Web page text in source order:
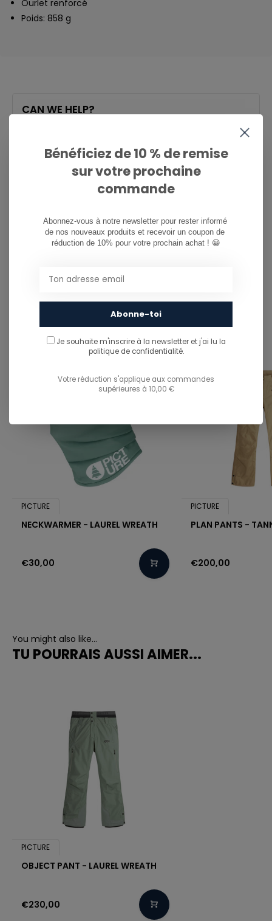
Ourlet renforcé
Poids: 858 g
CAN WE HELP?
081/260.730
info@ostreet.be
PARTAGER CE PRODUIT
This product is often purchased with...
PICTURE
NECKWARMER - LAUREL WREATH
€30,00
PICTURE
PLAN PANTS -
€200,00
You might also like...
TU POURRAIS AUSSI AIMER...
PICTURE
OBJECT PANT - LAUREL WREATH
€230,00
Bénéficiez de 10 % de remise
sur votre prochaine
commande
Abonnez-vous à notre newsletter pour rester informé
de nos nouveaux produits et recevoir un coupon de
réduction de 10% pour votre prochain achat ! 😀
Abonne-toi
Je souhaite m'inscrire à la newsletter et j'ai lu la
politique de confidentialité.
Votre réduction s'applique aux commandes
supérieures à 10,00 €